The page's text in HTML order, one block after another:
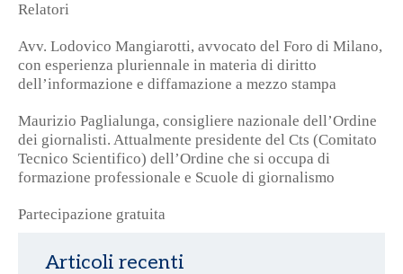
Relatori
Avv. Lodovico Mangiarotti, avvocato del Foro di Milano,
con esperienza pluriennale in materia di diritto
dell’informazione e diffamazione a mezzo stampa
Maurizio Paglialunga, consigliere nazionale dell’Ordine
dei giornalisti. Attualmente presidente del Cts (Comitato
Tecnico Scientifico) dell’Ordine che si occupa di
formazione professionale e Scuole di giornalismo
Partecipazione gratuita
Articoli recenti